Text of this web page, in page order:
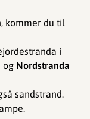
kommer du til
i
og Nordstranda
sandstrand.